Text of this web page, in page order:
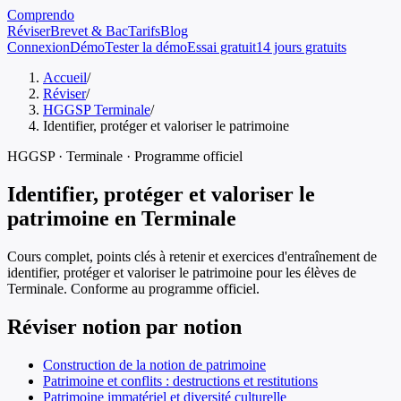
Comprendo
RéviserBrevet & BacTarifsBlog
ConnexionDémoTester la démoEssai gratuit14 jours gratuits
Accueil/
Réviser/
HGGSP Terminale/
Identifier, protéger et valoriser le patrimoine
HGGSP· Terminale · Programme officiel
Identifier, protéger et valoriser le
patrimoine en Terminale
Cours complet, points clés à retenir et exercices d'entraînement de
identifier, protéger et valoriser le patrimoine pour les élèves de
Terminale. Conforme au programme officiel.
Réviser notion par notion
Construction de la notion de patrimoine
Patrimoine et conflits : destructions et restitutions
Patrimoine immatériel et diversité culturelle